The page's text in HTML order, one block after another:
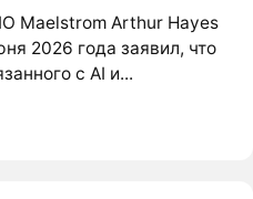
Maelstrom Arthur Hayes
2026 года заявил, что
с AI и...